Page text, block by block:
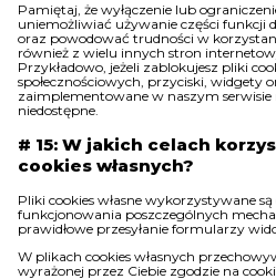
Pamiętaj, że wyłączenie lub
uniemożliwiać używanie części funkcji
oraz powodować trudności w
również z wielu innych stron
Przykładowo, jeżeli zablokujesz pliki
społecznościowych, przyciski, widgety
zaimplementowane w naszym serwisie
niedostępne.
# 15: W jakich celach
cookies własnych?
Pliki cookies własne wykorzystywane
funkcjonowania poszczególnych
prawidłowe przesyłanie formularzy
W plikach cookies własnych
wyrażonej przez Ciebie zgodzie na